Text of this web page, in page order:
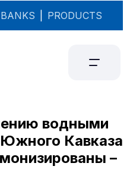
PRODUCTS
водными
Кавказа
–